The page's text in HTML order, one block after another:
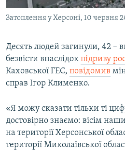
УКРАЇНСЬКА ПРОБЛЕМА КРИМУ
ІНФОГРАФІКА
ДОЛУЧАЙСЯ!
Усі сайти RFE/RL
Затоплення у Херсоні, 10 червня
Десять людей загинули, 42 –
безвісти внаслідок підриву
Каховської ГЕС, повідомив
справ Ігор Клименко.
«Я можу сказати тільки ті
достовірно знаємо: вісім
на території Херсонської
території Миколаївської